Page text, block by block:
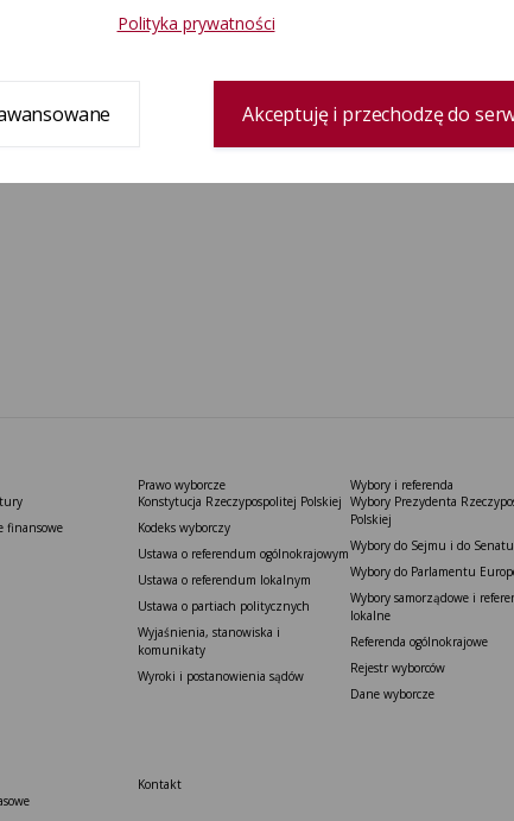
finansowe
Prawo wyborcze
Konstytucja Rzeczypospolitej Polskiej​
Kodeks wyborczy
Ustawa o referendum ogólnokrajowym
Ustawa o referendum lokalnym
Ustawa o partiach politycznych
Wyjaśnienia, stanowiska i
komunikaty
Wyroki i postanowienia sądów
Wybory i referenda
Wybory Prezydenta
Polskiej
Wybory do Sejmu i do Senatu
Wybory do Parlamentu
Wybory samorządowe i
lokalne
Referenda ogólnokrajowe
Rejestr wyborców
Dane wyborcze
Kontakt
Polityka prywatności
Akceptuję i przechodzę do